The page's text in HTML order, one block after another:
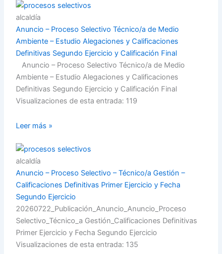
alcaldía
Anuncio – Proceso Selectivo Técnico/a de Medio
Ambiente – Estudio Alegaciones y Calificaciones
Definitivas Segundo Ejercicio y Calificación Final
Anuncio – Proceso Selectivo Técnico/a de Medio
Ambiente – Estudio Alegaciones y Calificaciones
Definitivas Segundo Ejercicio y Calificación Final
Visualizaciones de esta entrada: 119
Leer más »
alcaldía
Anuncio – Proceso Selectivo – Técnico/a Gestión –
Calificaciones Definitivas Primer Ejercicio y Fecha
Segundo Ejercicio
20260722_Publicación_Anuncio_Anuncio_Proceso
Selectivo_Técnico_a Gestión_Calificaciones Definitivas
Primer Ejercicio y Fecha Segundo Ejercicio
Visualizaciones de esta entrada: 135